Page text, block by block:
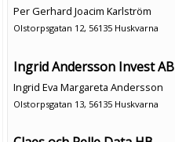
Per Gerhard Joacim Karlström
Olstorpsgatan 12, 56135 Huskvarna
Ingrid Andersson Invest AB
Ingrid Eva Margareta Andersson
Olstorpsgatan 13, 56135 Huskvarna